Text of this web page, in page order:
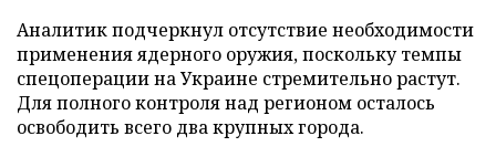
Аналитик подчеркнул отсутствие необходимости
применения ядерного оружия, поскольку темпы
спецоперации на Украине стремительно растут.
Для полного контроля над регионом осталось
освободить всего два крупных города.